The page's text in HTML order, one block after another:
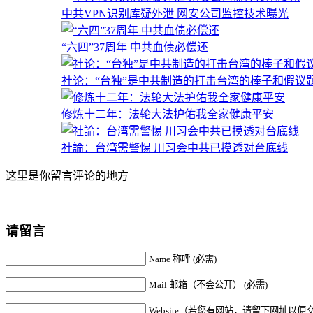
中共VPN识别库疑外泄 网安公司监控技术曝光
“六四”37周年 中共血债必偿还
社论：“台独”是中共制造的打击台湾的棒子和假议
修炼十二年：法轮大法护佑我全家健康平安
社論：台湾需警惕 川习会中共已摸透对台底线
这里是你留言评论的地方
请留言
Name 称呼 (必需)
Mail 邮箱（不会公开） (必需)
Website（若您有网站，请留下网址以便